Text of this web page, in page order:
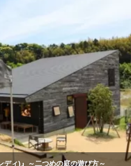
ディ)』～二つめの庭の遊び方～